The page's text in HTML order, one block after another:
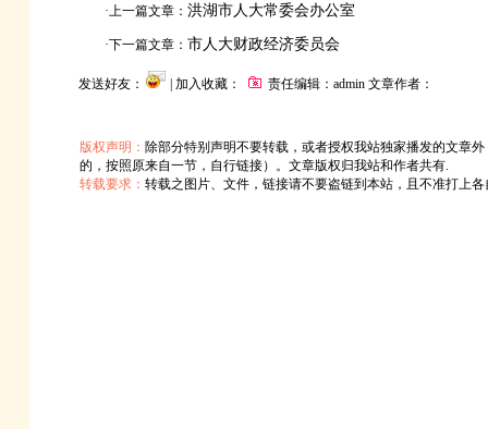
·上一篇文章： 洪湖市人大常委会办公室
·下一篇文章： 市人大财政经济委员会
发送好友： | 加入收藏： 责任编辑：admin 文章作者：
版权声明： 除部分特别声明不要转载，或者授权我站独家播发的文章
的，按照原来自一节，自行链接）。文章版权归我站和作者共有.
转载要求： 转载之图片、文件，链接请不要盗链到本站，且不准打上